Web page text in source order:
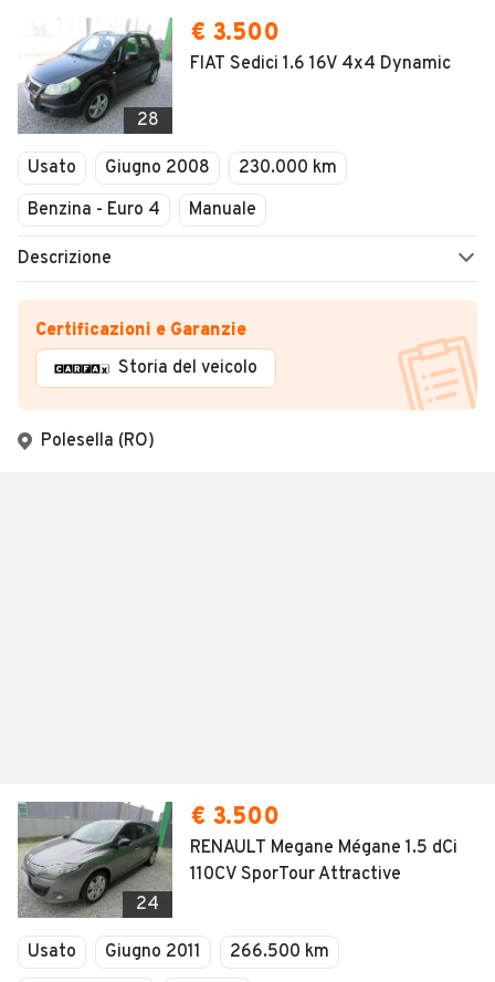
28
€ 3.500
FIAT Sedici 1.6 16V 4x4 Dynamic
Usato Giugno 2008
230.000 km
Benzina - Euro 4
Manuale
Descrizione
Certificazioni e Garanzie
Storia del veicolo
Polesella (RO)
24
€ 3.500
RENAULT Megane Mégane 1.5 dCi
110CV SporTour Attractive
Usato Giugno 2011
266.500 km